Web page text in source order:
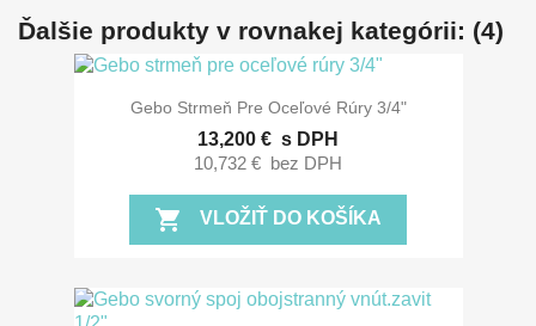
Ďalšie produkty v rovnakej kategórii: (4)
Gebo Strmeň Pre Oceľové Rúry 3/4"
13,200 € s DPH
10,732 € bez DPH
shopping_cart VLOŽIŤ DO KOŠÍKA